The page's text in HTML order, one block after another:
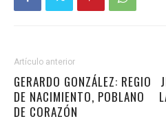
Artículo anterior
GERARDO GONZÁLEZ: REGIO
DE NACIMIENTO, POBLANO
DE CORAZÓN